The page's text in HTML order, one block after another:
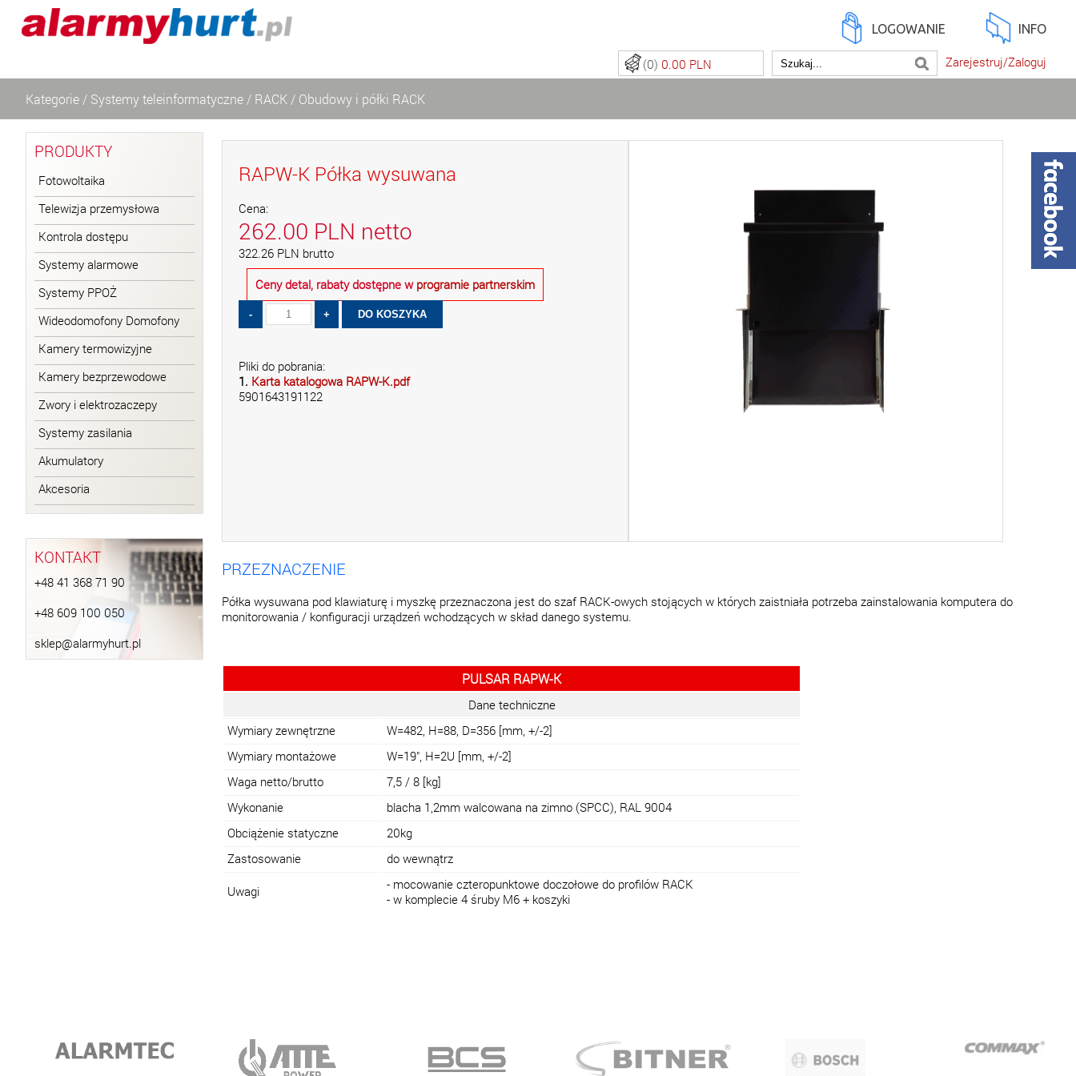
LOGOWANIE INFO
Zarejestruj/Zaloguj
(0) 0.00 PLN
Kategorie / Systemy teleinformatyczne / RACK / Obudowy i półki RACK
PRODUKTY
Fotowoltaika
Telewizja przemysłowa
Kontrola dostępu
Systemy alarmowe
Systemy PPOŻ
Wideodomofony Domofony
Kamery termowizyjne
Kamery bezprzewodowe
Zwory i elektrozaczepy
Systemy zasilania
Akumulatory
Akcesoria
KONTAKT
+48 41 368 71 90
+48 609 100 050
sklep@alarmyhurt.pl
RAPW-K Półka wysuwana
Cena:
262.00 PLN netto
322.26 PLN brutto
Ceny detal, rabaty dostępne w programie partnerskim
Pliki do pobrania:
1. Karta katalogowa RAPW-K.pdf
5901643191122
PRZEZNACZENIE
Półka wysuwana pod klawiaturę i myszkę przeznaczona jest do szaf RACK-owych stojących w których zaistniała potrzeba zainstalowania komputera do
monitorowania / konfiguracji urządzeń wchodzących w skład danego systemu.
PULSAR RAPW-K
Dane techniczne
Wymiary zewnętrzne
W=482, H=88, D=356 [mm, +/-2]
Wymiary montażowe
W=19", H=2U [mm, +/-2]
Waga netto/brutto
7,5 / 8 [kg]
Wykonanie
blacha 1,2mm walcowana na zimno (SPCC), RAL 9004
Obciążenie statyczne
20kg
Zastosowanie
do wewnątrz
Uwagi
- mocowanie czteropunktowe doczołowe do profilów RACK
- w komplecie 4 śruby M6 + koszyki